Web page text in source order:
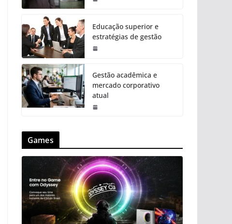
Educação superior e
estratégias de gestão
Gestão acadêmica e
mercado corporativo
atual
Games